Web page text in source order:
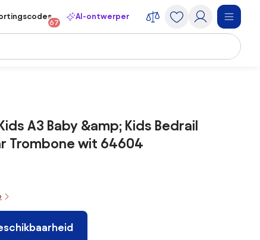
67
AI-ontwerper
A3 Baby &amp; Kids Bedrail
Trombone wit 64604